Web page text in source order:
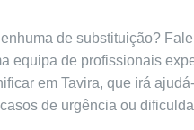
de substituição?
equipa de profissionais
em Tavira, que irá
de urgência ou